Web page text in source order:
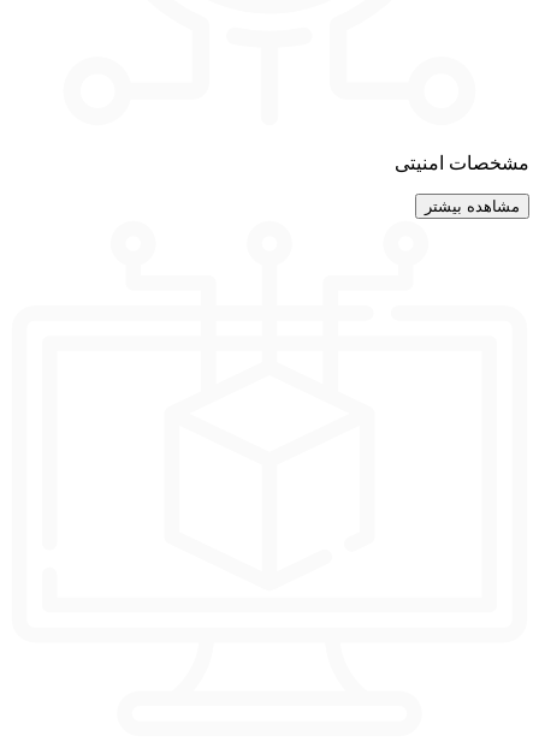
مشخصات امنیتی
مشاهده بیشتر